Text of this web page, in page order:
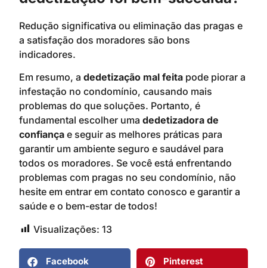
Redução significativa ou eliminação das pragas e
a satisfação dos moradores são bons
indicadores.
Em resumo, a dedetização mal feita pode piorar a
infestação no condomínio, causando mais
problemas do que soluções. Portanto, é
fundamental escolher uma dedetizadora de
confiança e seguir as melhores práticas para
garantir um ambiente seguro e saudável para
todos os moradores. Se você está enfrentando
problemas com pragas no seu condomínio, não
hesite em entrar em contato conosco e garantir a
saúde e o bem-estar de todos!
Visualizações: 13
Facebook Pinterest